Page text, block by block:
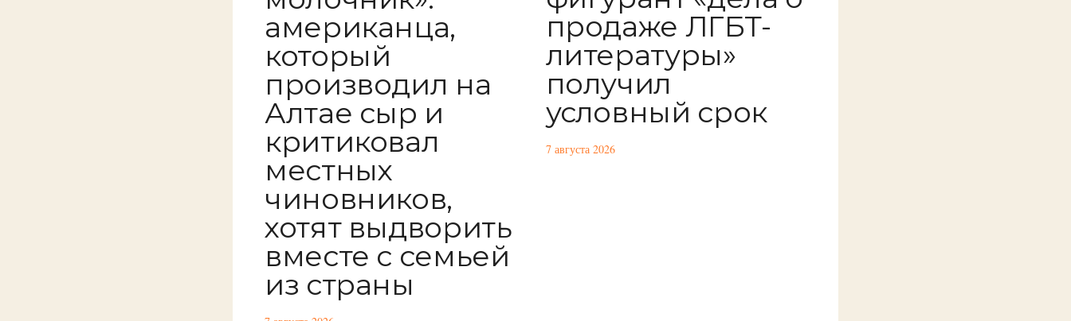
американца,
который
производил на
Алтае сыр и
критиковал
местных
чиновников,
хотят выдворить
вместе с семьей
из страны
продаже ЛГБТ-
литературы»
получил
условный срок
7 августа 2026